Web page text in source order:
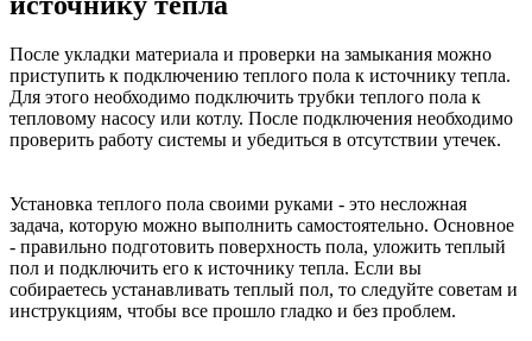
После укладки материала и проверки на замыкания можно
приступить к подключению теплого пола к источнику тепла.
Для этого необходимо подключить трубки теплого пола к
тепловому насосу или котлу. После подключения необходимо
проверить работу системы и убедиться в отсутствии утечек.
Установка теплого пола своими руками - это несложная
задача, которую можно выполнить самостоятельно. Основное
- правильно подготовить поверхность пола, уложить теплый
пол и подключить его к источнику тепла. Если вы
собираетесь устанавливать теплый пол, то следуйте советам и
инструкциям, чтобы все прошло гладко и без проблем.